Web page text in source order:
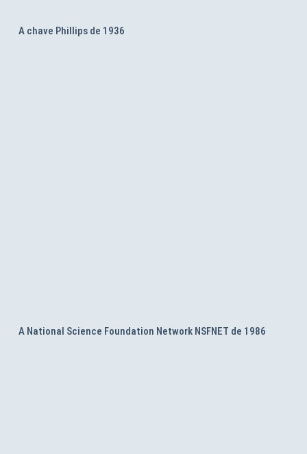
A chave Phillips de 1936
A National Science Foundation Network NSFNET de 1986